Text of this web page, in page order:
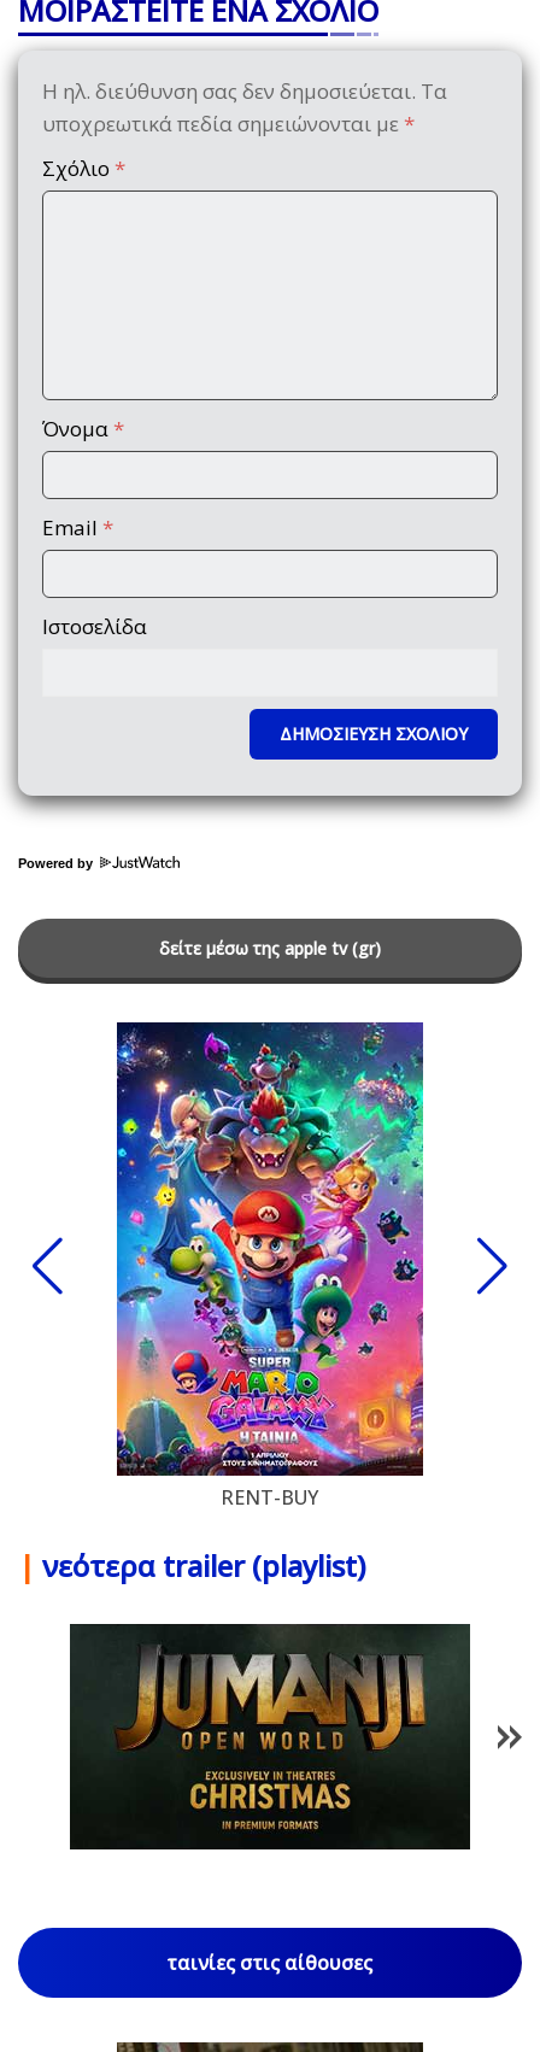
ΜΟΙΡΑΣΤΕΙΤΕ ΕΝΑ ΣΧΟΛΙΟ
Η ηλ. διεύθυνση σας δεν δημοσιεύεται. Τα
υποχρεωτικά πεδία σημειώνονται με *
Σχόλιο *
Όνομα *
Email *
Ιστοσελίδα
Powered by
δείτε μέσω της apple tv (gr)
RENT-BUY
| νεότερα trailer (playlist)
1/85
ταινίες στις αίθουσες